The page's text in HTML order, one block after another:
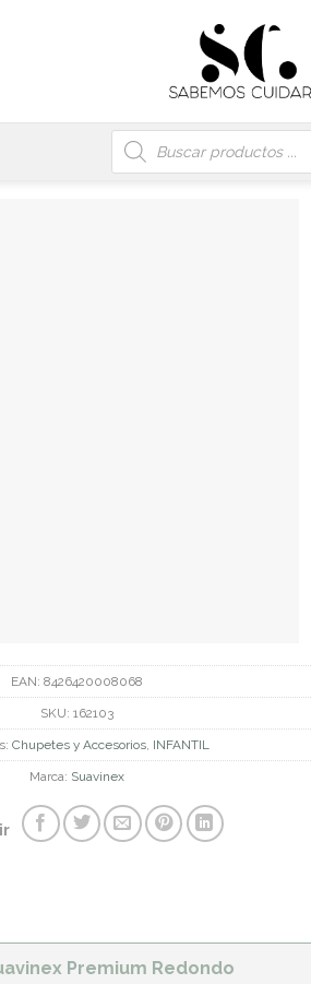
Búsqueda
de
productos
EAN: 8426420008068
SKU: 162103
Chupetes y Accesorios, INFANTIL
Marca: Suavinex
Premium Redondo